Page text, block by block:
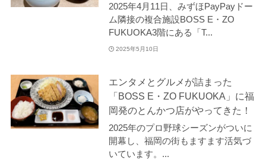
2025年4月11日、みずほPayPayドー
ム隣接の複合施設BOSS E・ZO
FUKUOKA3階にある「T...
2025年5月10日
エンタメとグルメが詰まった
「BOSS E・ZO FUKUOKA」に福
岡発のとんかつ店がやってきた！
2025年のプロ野球シーズンがついに
開幕し、福岡の街もますます活気づ
いています。...